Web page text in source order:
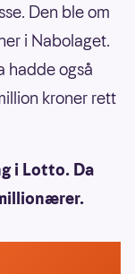
Den ble om
i Nabolaget.
hadde også
kroner rett
i Lotto. Da